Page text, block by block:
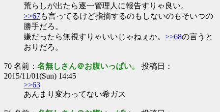
荒らしが出たら逐一管理人に報告すりゃ良い。
>>67も言ってるけど指摘するのもしないのもそいつの
勝手だろ。
嫌だったら無視すりゃいいじゃねぇか。 >>68の言うと
おりだろ。
70 名前： 名無しさん＠お腹いっぱい。 投稿日：
2015/11/01(Sun) 14:45
>>63
あんまり変わってない希ガス